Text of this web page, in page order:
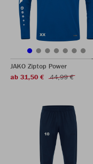
JAKO Ziptop Power
ab 31,50 €
44,99 €